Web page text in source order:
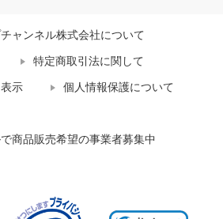
ャンネル株式会社について
特定商取引法に関して
示 個人情報保護について
商品販売希望の事業者募集中